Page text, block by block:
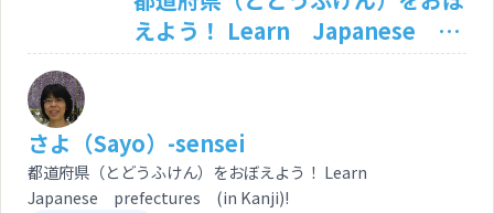
えよう！ Learn Japanese
prefectures (in Kanji)!
都道府県（とどうふけん）をおぼえよう！ Learn
Japanese prefectures (in Kanji)!
さよ（Sayo）-sensei